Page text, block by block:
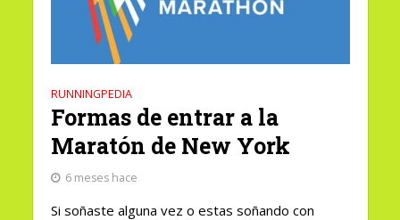
RUNNINGPEDIA
Formas de entrar a la
Maratón de New York
6 meses hace
Si soñaste alguna vez o estas soñando con